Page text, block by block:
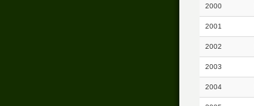
2000
2001
2002
2003
2004